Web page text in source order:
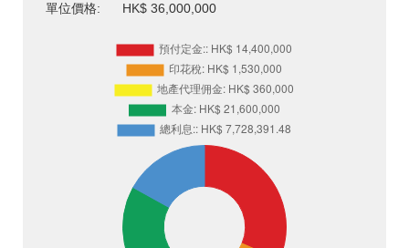
單位價格:
HK$ 36,000,000